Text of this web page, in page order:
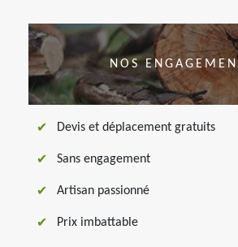
NOS
Devis et déplacement gratuits
Sans engagement
Artisan passionné
Prix imbattable